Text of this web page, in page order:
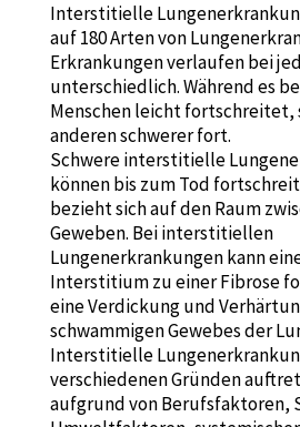
Interstitielle
auf 180 Arten von
Erkrankungen verlaufen bei
unterschiedlich. Während es
Menschen leicht fortschreitet,
anderen schwerer fort.
Schwere interstitielle
können bis zum Tod
bezieht sich auf den Raum
Geweben. Bei interstitiellen
Lungenerkrankungen kann
Interstitium zu einer Fibrose
eine Verdickung und
schwammigen Gewebes der
Interstitielle
verschiedenen Gründen
aufgrund von Berufsfaktoren,